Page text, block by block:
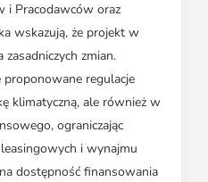
i Pracodawców oraz
wskazują, że projekt w
zasadniczych zmian.
proponowane regulacje
klimatyczną, ale również w
ograniczając
i wynajmu
dostępność finansowania